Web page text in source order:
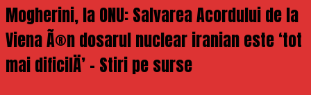
Mogherini, la ONU: Salvarea Acordului de la
Viena Ã®n dosarul nuclear iranian este ‘tot
mai dificilÄ’ – Stiri pe surse